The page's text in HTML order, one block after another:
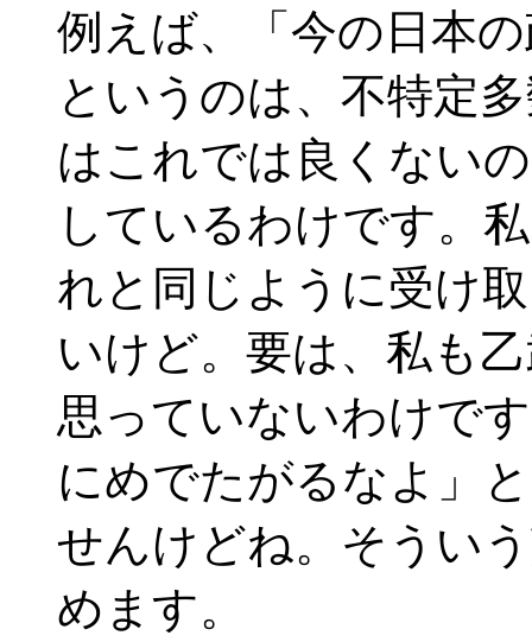
例えば、「今の日本
というのは、不特定
はこれでは良くない
しているわけです。
れと同じように受け
いけど。要は、私も
思っていないわけで
にめでたがるなよ」
せんけどね。そうい
めます。